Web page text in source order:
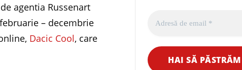
agentia Russenart
– decembrie
Dacic Cool, care